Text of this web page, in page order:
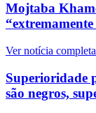
Mojtaba
Ver notícia completa
Superioridade
são negros,